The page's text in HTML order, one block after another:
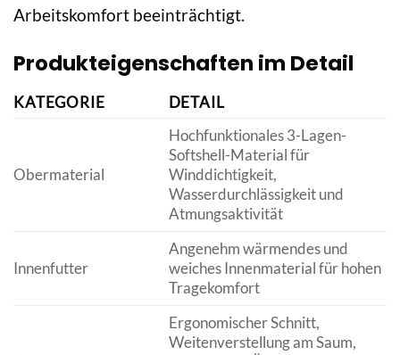
Arbeitskomfort beeinträchtigt.
Produkteigenschaften im Detail
KATEGORIE DETAIL
Obermaterial
Hochfunktionales 3-Lagen-
Softshell-Material für
Winddichtigkeit,
Wasserdurchlässigkeit und
Atmungsaktivität
Innenfutter
Angenehm wärmendes und
weiches Innenmaterial für hohen
Tragekomfort
Ergonomischer Schnitt,
Weitenverstellung am Saum,